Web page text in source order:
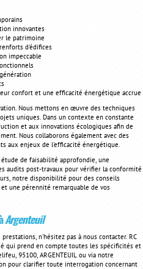
innovantes
le patrimoine
d'édifices
impeccable
confort et une efficacité énergétique accrue
Nous mettons en œuvre des techniques
uniques. Dans un contexte en constante
et aux innovations écologiques afin de
Nous collaborons également avec des
aux enjeux de l'efficacité énergétique.
de faisabilité approfondie, une
audits post-travaux pour vérifier la conformité
notre disponibilité pour des conseils
une pérennité remarquable de vos
Argenteuil
n'hésitez pas à nous contacter. RC
qui prend en compte toutes les spécificités et
95100, ARGENTEUIL ou via notre
pour clarifier toute interrogation concernant